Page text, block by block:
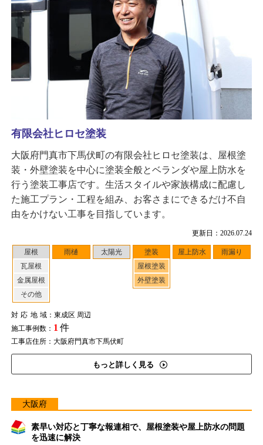
更新日：2026.07.24
屋根
瓦屋根
金属屋根
その他
雨樋 太陽光
塗装
屋根塗装
外壁塗装
屋上防水 雨漏り
対応地域：東成区 周辺
施工事例数： 1 件
工事店住所：大阪府門真市下馬伏町
もっと詳しく見る
有限会社ヒロセ塗装
大阪府門真市下馬伏町の有限会社ヒロセ塗装は、屋根塗
装・外壁塗装を中心に塗装全般とベランダや屋上防水を
行う塗装工事店です。生活スタイルや家族構成に配慮し
た施工プラン・工程を組み、お客さまにできるだけ不自
由をかけない工事を目指しています。
大阪府
素早い対応と丁寧な報連相で、屋根塗装や屋上防水の問題
を迅速に解決